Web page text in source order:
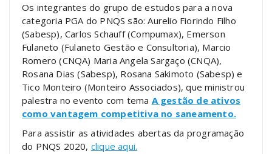
Os integrantes do grupo de estudos para a nova
categoria PGA do PNQS são: Aurelio Fiorindo Filho
(Sabesp), Carlos Schauff (Compumax), Emerson
Fulaneto (Fulaneto Gestão e Consultoria), Marcio
Romero (CNQA) Maria Angela Sargaço (CNQA),
Rosana Dias (Sabesp), Rosana Sakimoto (Sabesp) e
Tico Monteiro (Monteiro Associados), que ministrou
palestra no evento com tema A gestão de ativos
como vantagem competitiva no saneamento.
Para assistir as atividades abertas da programação
do PNQS 2020, clique aqui.